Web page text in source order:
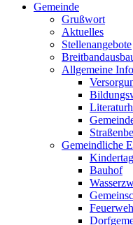
Gemeinde
Grußwort
Aktuelles
Stellenangebote
Allgemeine
Gemeindliche
Bauhof